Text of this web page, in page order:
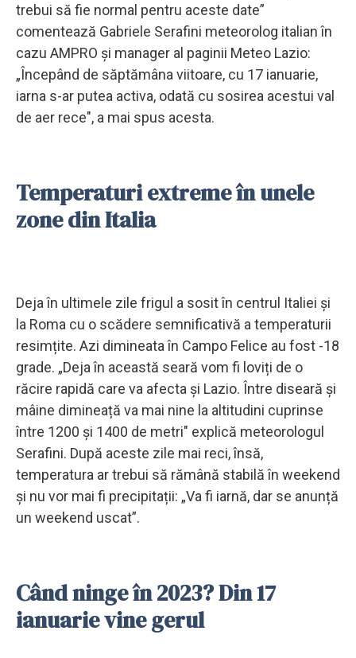
trebui să fie normal pentru aceste date”
comentează Gabriele Serafini meteorolog italian în
cazu AMPRO și manager al paginii Meteo Lazio:
„Începând de săptămâna viitoare, cu 17 ianuarie,
iarna s-ar putea activa, odată cu sosirea acestui val
de aer rece", a mai spus acesta.
Temperaturi extreme în unele
zone din Italia
Deja în ultimele zile frigul a sosit în centrul Italiei și
la Roma cu o scădere semnificativă a temperaturii
resimțite. Azi dimineata în Campo Felice au fost -18
grade. „Deja în această seară vom fi loviți de o
răcire rapidă care va afecta și Lazio. Între diseară și
mâine dimineață va mai nine la altitudini cuprinse
între 1200 și 1400 de metri" explică meteorologul
Serafini. După aceste zile mai reci, însă,
temperatura ar trebui să rămână stabilă în weekend
și nu vor mai fi precipitații: „Va fi iarnă, dar se anunță
un weekend uscat”.
Când ninge în 2023? Din 17
ianuarie vine gerul